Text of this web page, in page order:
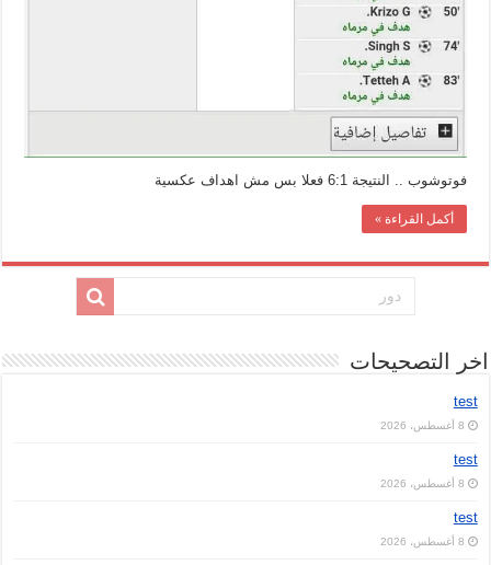
فوتوشوب .. النتيجة 6:1 فعلا بس مش اهداف عكسية
أكمل القراءة »
اخر التصحيحات
test
8 أغسطس، 2026
test
8 أغسطس، 2026
test
8 أغسطس، 2026